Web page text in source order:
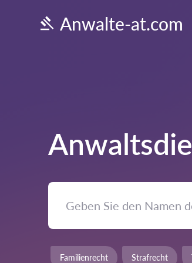
Anwalte-at.com
Familienrecht Strafrecht